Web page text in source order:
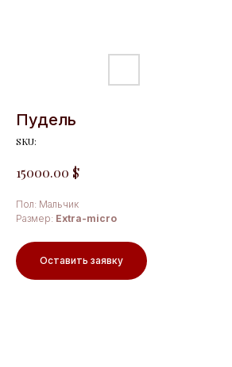
Пудель
SKU:
15000.00 $
Пол: Мальчик
Размер: Extra-micro
Оставить заявку